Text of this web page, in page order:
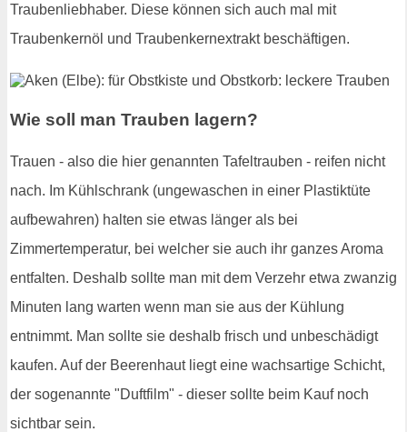
Traubenliebhaber. Diese können sich auch mal mit
Traubenkernöl und Traubenkernextrakt beschäftigen.
Wie soll man Trauben lagern?
Trauen - also die hier genannten Tafeltrauben - reifen nicht
nach. Im Kühlschrank (ungewaschen in einer Plastiktüte
aufbewahren) halten sie etwas länger als bei
Zimmertemperatur, bei welcher sie auch ihr ganzes Aroma
entfalten. Deshalb sollte man mit dem Verzehr etwa zwanzig
Minuten lang warten wenn man sie aus der Kühlung
entnimmt. Man sollte sie deshalb frisch und unbeschädigt
kaufen. Auf der Beerenhaut liegt eine wachsartige Schicht,
der sogenannte "Duftfilm" - dieser sollte beim Kauf noch
sichtbar sein.